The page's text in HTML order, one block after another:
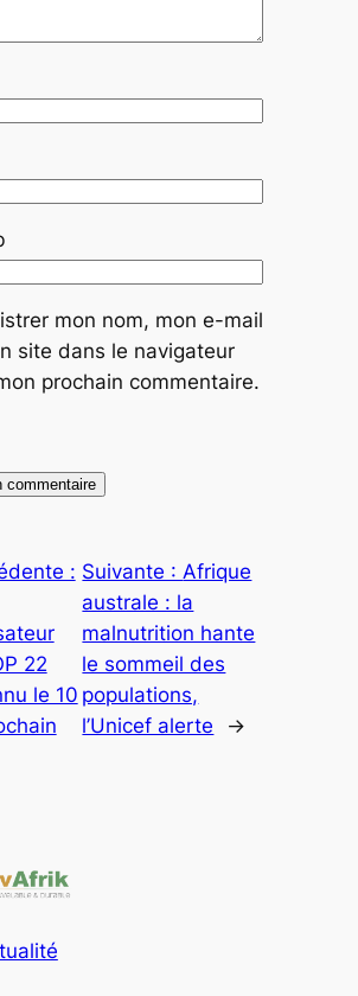
mon nom, mon e-mail
site dans le navigateur
prochain commentaire.
:
22
le 10
Suivante : Afrique
australe : la
malnutrition hante
le sommeil des
populations,
l’Unicef alerte
→